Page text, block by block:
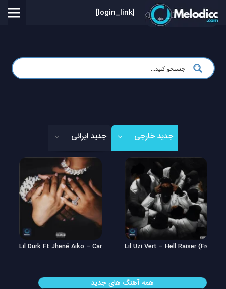
[login_link]
جدید خارجی جدید ایرانی
Lil Durk Ft Jhené Aiko – Can’t
Lil Uzi Vert – Double See
همه آهنگ های جدید